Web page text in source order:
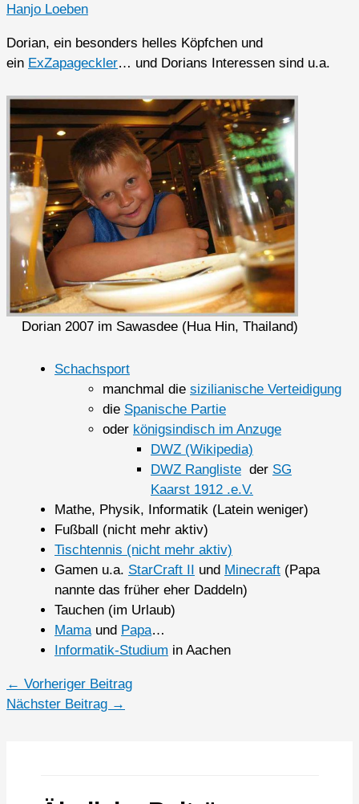
Hanjo Loeben
Dorian, ein besonders helles Köpfchen und
ein ExZapageckler… und Dorians Interessen sind u.a.
Dorian 2007 im Sawasdee (Hua Hin, Thailand)
Schachsport
manchmal die sizilianische Verteidigung
die Spanische Partie
oder königsindisch im Anzuge
DWZ (Wikipedia)
DWZ Rangliste der SG
Kaarst 1912 .e.V.
Mathe, Physik, Informatik (Latein weniger)
Fußball (nicht mehr aktiv)
Tischtennis (nicht mehr aktiv)
Gamen u.a. StarCraft II und Minecraft (Papa
nannte das früher eher Daddeln)
Tauchen (im Urlaub)
Mama und Papa…
Informatik-Studium in Aachen
← Vorheriger Beitrag
Nächster Beitrag →